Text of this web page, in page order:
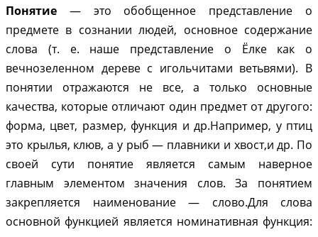
Понятие — это обобщенное представление о
предмете в сознании людей, основное содержание
слова (т. е. наше представление о Ёлке как о
вечнозеленном дереве с игольчитами ветьвями). В
понятии отражаются не все, а только основные
качества, которые отличают один предмет от другого:
форма, цвет, размер, функция и др.Например, у птиц
это крылья, клюв, а у рыб — плавники и хвост,и др. По
своей сути понятие является самым наверное
главным элементом значения слов. За понятием
закрепляется наименование — слово.Для слова
основной функцией является номинативная функция: